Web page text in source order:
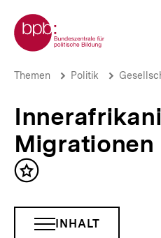
zum
Seiteninhalt
springen
Zur Startseite der bpb
Innerafrikanische
bpb.de
Brotkrümelnavigation
Themen Politik
Migrationen
Inhalt
INHALT